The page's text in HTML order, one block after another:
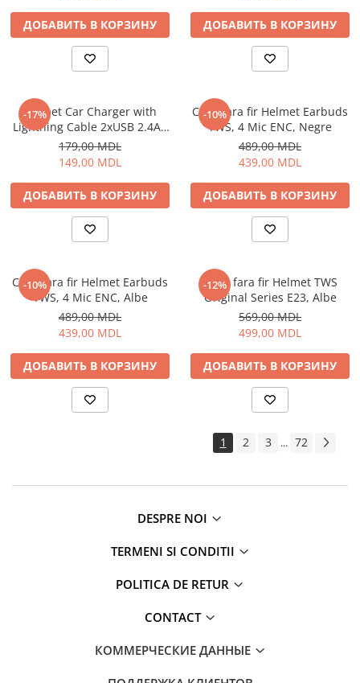
ДОБАВИТЬ В КОРЗИНУ ДОБАВИТЬ В КОРЗИНУ
-17%
Helmet Car Charger with
Lightning Cable 2xUSB 2.4A ,
Silver
179,00 MDL
149,00 MDL
ДОБАВИТЬ В КОРЗИНУ
-10%
Casti fara fir Helmet Earbuds
TWS, 4 Mic ENC, Negre
489,00 MDL
439,00 MDL
ДОБАВИТЬ В КОРЗИНУ
-10%
Casti fara fir Helmet Earbuds
TWS, 4 Mic ENC, Albe
489,00 MDL
439,00 MDL
ДОБАВИТЬ В КОРЗИНУ
-12%
Casti fara fir Helmet TWS
Original Series E23, Albe
569,00 MDL
499,00 MDL
ДОБАВИТЬ В КОРЗИНУ
1 2 3 ... 72
DESPRE NOI
TERMENI SI CONDITII
POLITICA DE RETUR
CONTACT
КОММЕРЧЕСКИЕ ДАННЫЕ